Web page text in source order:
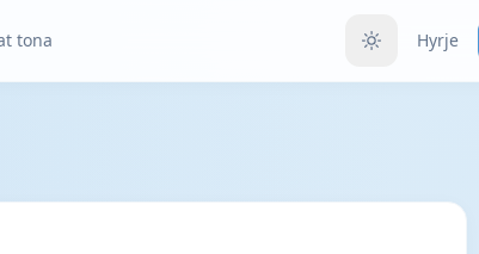
tona Hyrje